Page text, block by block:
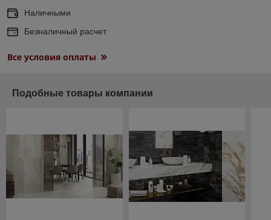
Наличными
Безналичный расчет
Все условия оплаты
Подобные товары компании